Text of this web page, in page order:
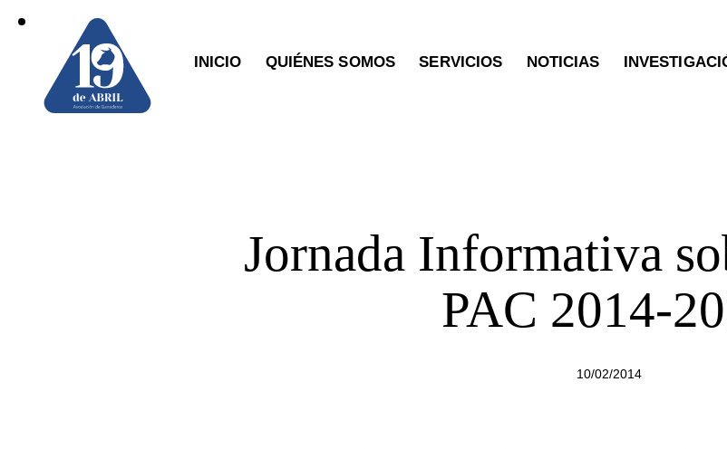
INICIO QUIÉNES SOMOS SERVICIOS NOTICIAS
Jornada Informativa
PAC 2014-
10/02/2014